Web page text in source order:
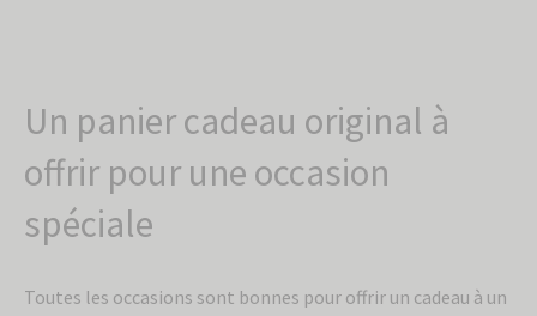
Un panier cadeau original à
offrir pour une occasion
spéciale
Toutes les occasions sont bonnes pour offrir un cadeau à un